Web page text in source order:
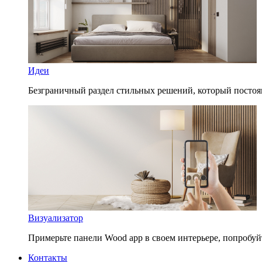
Идеи
Безграничный раздел стильных решений, который
Визуализатор
Примерьте панели Wood app в своем интерьере,
Контакты